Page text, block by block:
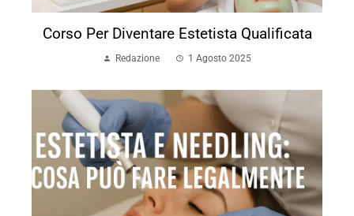
Corso Per Diventare Estetista Qualificata
Redazione 1 Agosto 2025